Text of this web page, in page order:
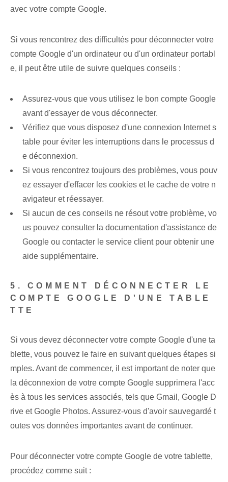
avec votre compte Google.
Si vous rencontrez des difficultés pour déconnecter votre
compte Google d'un ordinateur ou d'un ordinateur portabl
e, il peut être utile de suivre quelques conseils :
Assurez-vous que vous utilisez le bon compte Google
avant d'essayer de vous déconnecter.
Vérifiez que vous disposez d'une connexion Internet s
table pour éviter les interruptions dans le processus d
e déconnexion.
Si vous rencontrez toujours des problèmes, vous pouv
ez essayer d'effacer les cookies et le cache de votre n
avigateur et réessayer.
Si aucun de ces conseils ne résout votre problème, vo
us pouvez consulter la documentation d'assistance de
Google ou contacter le service client pour obtenir une
aide supplémentaire.
5. COMMENT DÉCONNECTER LE
COMPTE GOOGLE D'UNE TABLE
TTE
Si vous devez déconnecter votre compte Google d'une ta
blette, vous pouvez le faire en suivant quelques étapes si
mples. Avant de commencer, il est important de noter que
la déconnexion de votre compte Google supprimera l'acc
ès à tous les services associés, tels que Gmail, Google D
rive et Google Photos. Assurez-vous d'avoir sauvegardé t
outes vos données importantes avant de continuer.
Pour déconnecter votre compte Google de votre tablette,
procédez comme suit :